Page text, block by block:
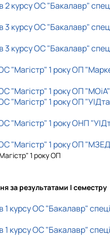
2 курсу ОС "Бакалавр"
3 курсу ОС "Бакалавр"
3 курсу ОС "Бакалавр"
"Магістр" 1 року ОП
"Магістр" 1 року ОП "МОіА"
"Магістр" 1 року ОП "УІДта
"Магістр" 1 року ОНП
"Магістр" 1 року ОП
1 року ОП
за результатами I семестру
1 курсу ОС "Бакалавр" спеці
1 курсу ОС "Бакалавр" спеці